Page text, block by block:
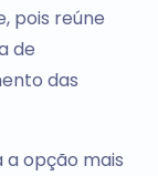
pois reúne
de
das
a opção mais